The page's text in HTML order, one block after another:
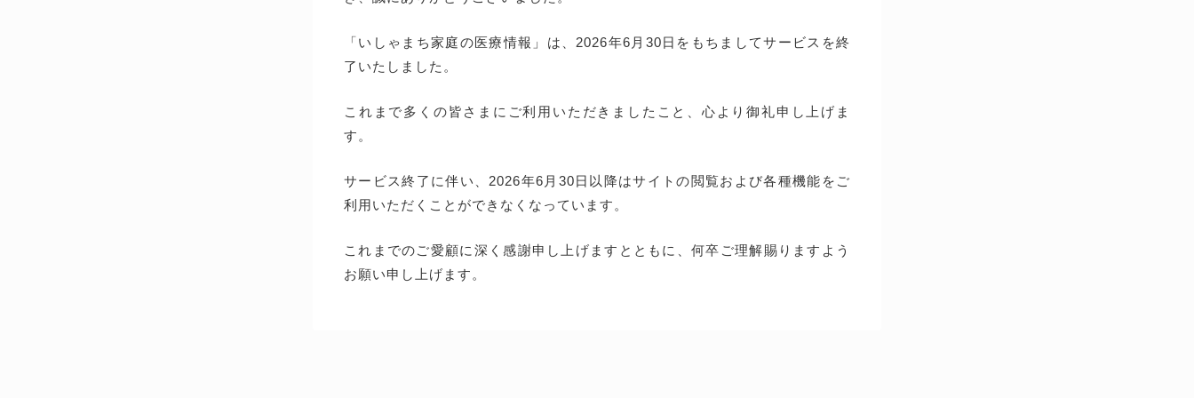
「いしゃまち家庭の医療情報」は、2026年6月30日をもちましてサービスを終
了いたしました。
これまで多くの皆さまにご利用いただきましたこと、心より御礼申し上げま
す。
サービス終了に伴い、2026年6月30日以降はサイトの閲覧および各種機能をご
利用いただくことができなくなっています。
これまでのご愛顧に深く感謝申し上げますとともに、何卒ご理解賜りますよう
お願い申し上げます。